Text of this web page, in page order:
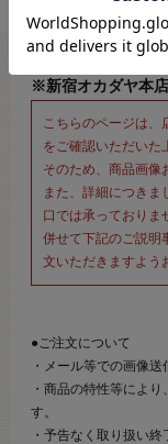
※新宿オカダヤ本
こちらのページは
をご確認いただいた
そのため、商品画像
また、詳細につき
口では承っておりま
併せて下記のご説明
文いただきますよう
●ご注文について
・メール等での画像
・商品の特性等によ
す。
・予告なく取り扱い